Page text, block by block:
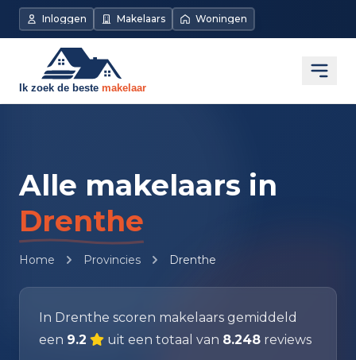
Inloggen Makelaars Woningen
Alle makelaars in
Drenthe
Home Provincies Drenthe
In Drenthe scoren makelaars gemiddeld
een 9.2 uit een totaal van 8.248 reviews